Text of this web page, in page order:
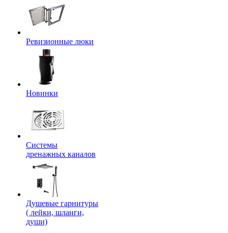
Ревизионные люки
Новинки
Системы
дренажных каналов
Душевые гарнитуры
( лейки, шланги,
души)